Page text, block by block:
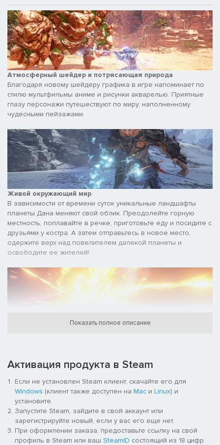
Атмосферный шейдер и потрясающая природа
Благодаря новому шейдеру графика в игре напоминает по
стилю мультфильмы аниме и рисунки акварелью. Приятные
глазу персонажи путешествуют по миру, наполненному
чудесными пейзажами.
Живой окружающий мир
В зависимости от времени суток уникальные ландшафты
планеты Дана меняют свой облик. Преодолейте горную
местность, поплавайте в речке, приготовьте еду и посидите с
друзьями у костра. А затем отправьтесь в новое место,
одержите верх над повелителем далекой планеты и
освободите ее жителей!
членами команды. Комбинируйте различные приемы,
Усиленные атаки и Усиленные удары, чтобы сразить врага!
Показать полное описание
Активация продукта в Steam
Если не установлен Steam клиент, скачайте его для
Windows (клиент также доступен на Mac и Linux) и
установите.
Запустите Steam, зайдите в свой аккаунт или
зарегистрируйте новый, если у вас его еще нет.
При оформлении заказа, предоставьте ссылку на свой
профиль в Steam или ваш SteamID состоящий из 18 цифр